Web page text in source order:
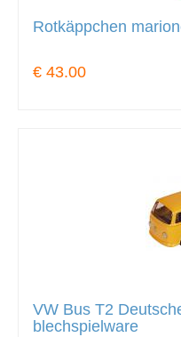
Rotkäppchen
€ 43.00
VW Bus T2
blechspielware